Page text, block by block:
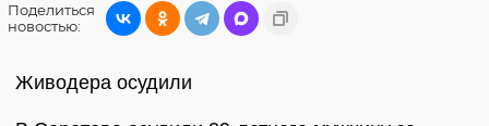
Поделиться
новостью:
Живодера осудили